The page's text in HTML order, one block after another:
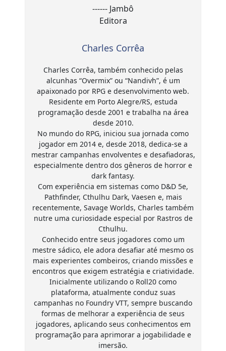
Charles Corrêa
Charles Corrêa, também conhecido pelas
alcunhas “Overmix” ou “Nandivh”, é um
apaixonado por RPG e desenvolvimento web.
Residente em Porto Alegre/RS, estuda
programação desde 2001 e trabalha na área
desde 2010.
No mundo do RPG, iniciou sua jornada como
jogador em 2014 e, desde 2018, dedica-se a
mestrar campanhas envolventes e desafiadoras,
especialmente dentro dos gêneros de horror e
dark fantasy.
Com experiência em sistemas como D&D 5e,
Pathfinder, Cthulhu Dark, Vaesen e, mais
recentemente, Savage Worlds, Charles também
nutre uma curiosidade especial por Rastros de
Cthulhu.
Conhecido entre seus jogadores como um
mestre sádico, ele adora desafiar até mesmo os
mais experientes combeiros, criando missões e
encontros que exigem estratégia e criatividade.
Inicialmente utilizando o Roll20 como
plataforma, atualmente conduz suas
campanhas no Foundry VTT, sempre buscando
formas de melhorar a experiência de seus
jogadores, aplicando seus conhecimentos em
programação para aprimorar a jogabilidade e
imersão.